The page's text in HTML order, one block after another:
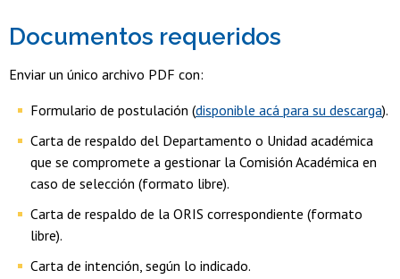
Documentos requeridos
Enviar un único archivo PDF con:
Formulario de postulación (disponible acá para su descarga).
Carta de respaldo del Departamento o Unidad académica
que se compromete a gestionar la Comisión Académica en
caso de selección (formato libre).
Carta de respaldo de la ORIS correspondiente (formato
libre).
Carta de intención, según lo indicado.